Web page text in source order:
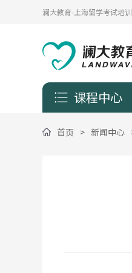
澜大教育-上海留学考试培
课程中心
首页 > 新闻中心